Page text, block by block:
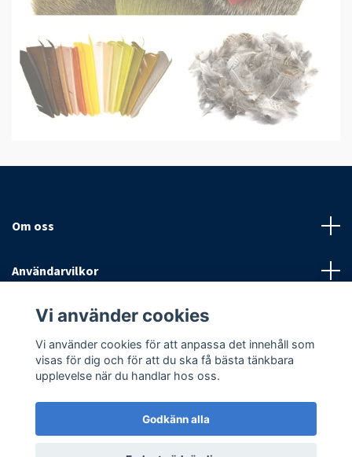
Om oss
Användarvilkor
Sociala medier
© 2026 Antispinn AB
Vi använder cookies
Vi använder cookies för att anpassa det innehåll som
visas för dig och för att du ska få bästa tänkbara
upplevelse när du handlar hos oss.
Godkänn alla